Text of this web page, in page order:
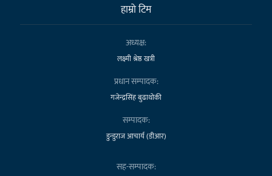
हाम्राे टिम
अध्यक्ष:
लक्ष्मी श्रेष्ठ खत्री
प्रधान सम्पादक:
गजेन्द्रसिंह बुढाथोकी
सम्पादक:
डुन्डुराज आचार्य (डीआर)
सह-सम्पादक: